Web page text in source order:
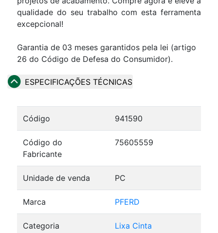
qualidade do seu trabalho com esta ferramenta
excepcional!
Garantia de 03 meses garantidos pela lei (artigo
26 do Código de Defesa do Consumidor).
ESPECIFICAÇÕES TÉCNICAS
Código 941590
Código do
Fabricante
75605559
Unidade de venda PC
Marca PFERD
Categoria Lixa Cinta